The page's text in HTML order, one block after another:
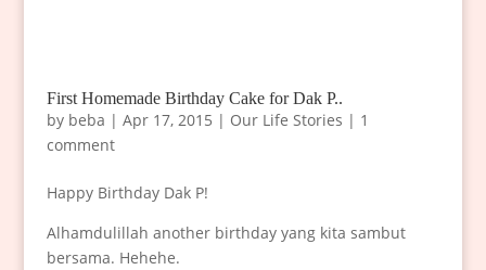
First Homemade Birthday Cake for Dak P..
by beba | Apr 17, 2015 | Our Life Stories | 1
comment
Happy Birthday Dak P!
Alhamdulillah another birthday yang kita sambut
bersama. Hehehe.